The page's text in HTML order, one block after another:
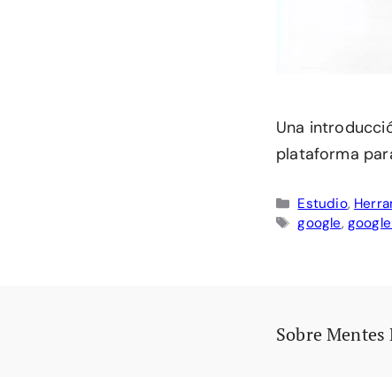
Una
plataforma
Categorías
Estudio,
Etiquetas
google,
Sobre Mentes